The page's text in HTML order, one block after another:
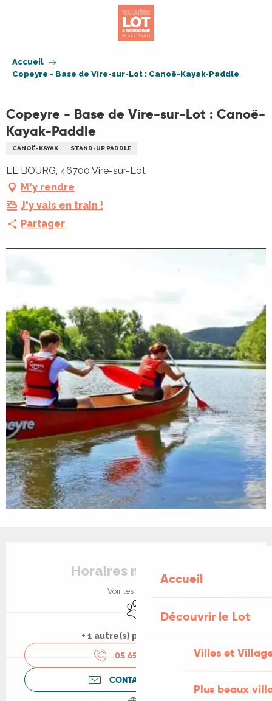
Accueil
Découvrir le Lot
Villes et
Plus beaux
Accueil
Copeyre - Base de Vire-sur-Lot : Canoë-Kayak-Paddle
Copeyre - Base de Vire-sur-Lot : Canoë-
Kayak-Paddle
CANOË-KAYAK STAND-UP PADDLE
LE BOURG, 46700 Vire-sur-Lot
M'y rendre
J'y vais en train !
Partager
Horaires non définis
Voir les horaires
Animaux acceptés
+ 1 autre(s) prestation(s)
05 65 20 03
CONTACTEZ-NOUS